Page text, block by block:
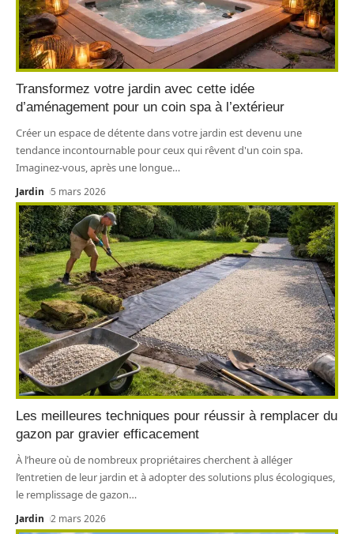
Transformez votre jardin avec cette idée
d’aménagement pour un coin spa à l’extérieur
Créer un espace de détente dans votre jardin est devenu une
tendance incontournable pour ceux qui rêvent d'un coin spa.
Imaginez-vous, après une longue…
Jardin 5 mars 2026
Les meilleures techniques pour réussir à remplacer du
gazon par gravier efficacement
À l’heure où de nombreux propriétaires cherchent à alléger
l’entretien de leur jardin et à adopter des solutions plus écologiques,
le remplissage de gazon…
Jardin 2 mars 2026